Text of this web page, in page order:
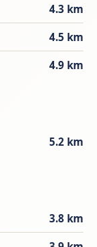
4.3 km
4.5 km
4.9 km
5.2 km
3.8 km